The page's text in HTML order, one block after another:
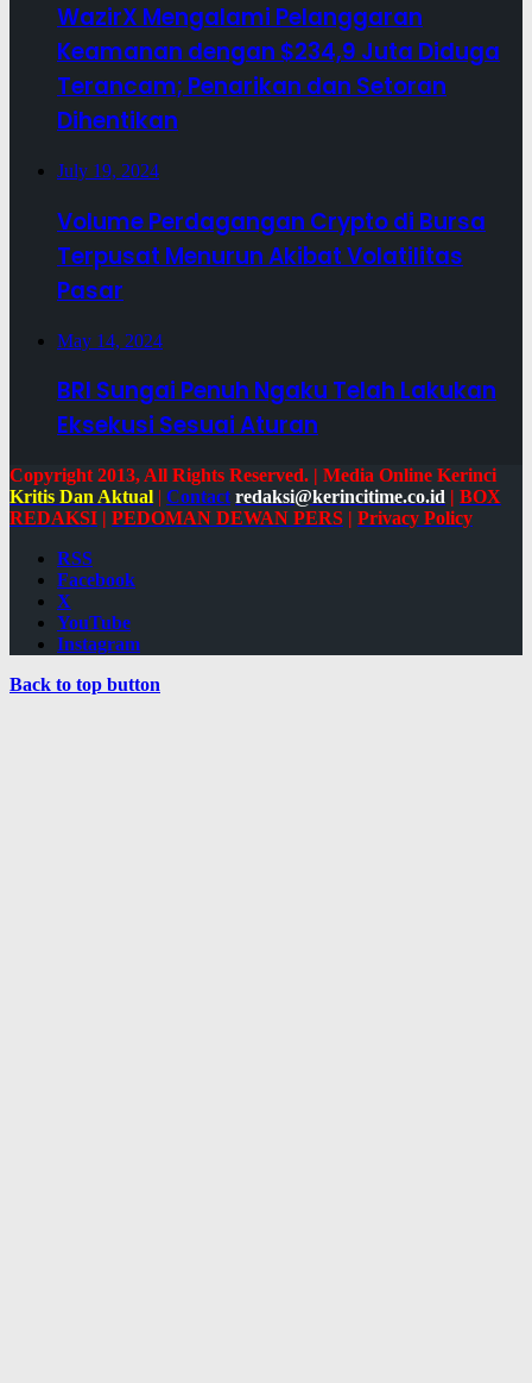
WazirX Mengalami Pelanggaran
Keamanan dengan $234,9 Juta Diduga
Terancam; Penarikan dan Setoran
Dihentikan
July 19, 2024
Volume Perdagangan Crypto di Bursa
Terpusat Menurun Akibat Volatilitas
Pasar
May 14, 2024
BRI Sungai Penuh Ngaku Telah Lakukan
Eksekusi Sesuai Aturan
Copyright 2013, All Rights Reserved. | Media Online Kerinci
Kritis Dan Aktual | Contact redaksi@kerincitime.co.id | BOX
REDAKSI | PEDOMAN DEWAN PERS | Privacy Policy
RSS
Facebook
X
YouTube
Instagram
Back to top button